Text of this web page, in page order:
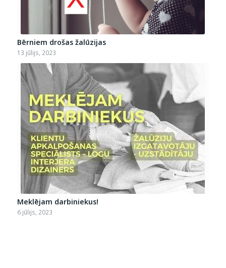
Bērniem drošas žalūzijas
13 jūlijs, 2023
Meklējam darbiniekus!
6 jūlijs, 2023